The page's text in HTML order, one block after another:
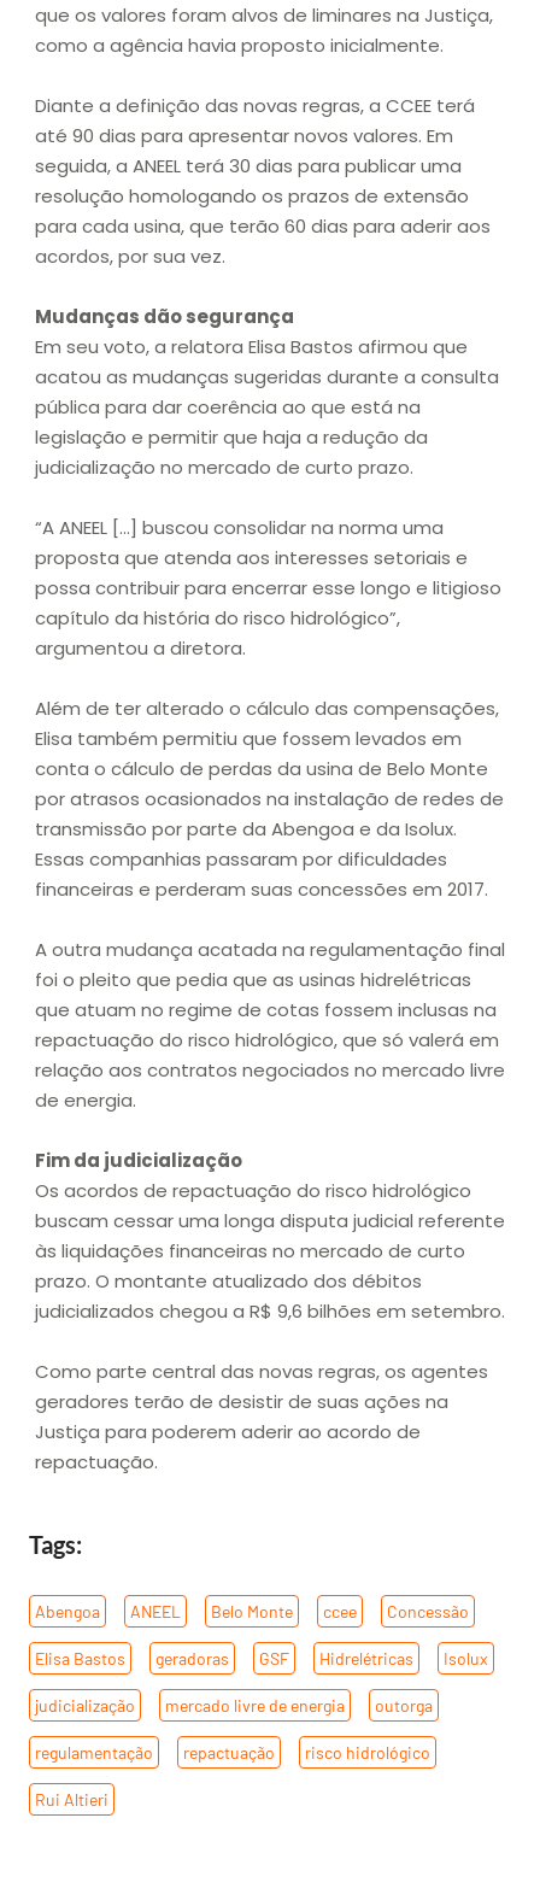
que os valores foram alvos de liminares na Justiça,
como a agência havia proposto inicialmente.
Diante a definição das novas regras, a CCEE terá
até 90 dias para apresentar novos valores. Em
seguida, a ANEEL terá 30 dias para publicar uma
resolução homologando os prazos de extensão
para cada usina, que terão 60 dias para aderir aos
acordos, por sua vez.
Mudanças dão segurança
Em seu voto, a relatora Elisa Bastos afirmou que
acatou as mudanças sugeridas durante a consulta
pública para dar coerência ao que está na
legislação e permitir que haja a redução da
judicialização no mercado de curto prazo.
“A ANEEL […] buscou consolidar na norma uma
proposta que atenda aos interesses setoriais e
possa contribuir para encerrar esse longo e litigioso
capítulo da história do risco hidrológico”,
argumentou a diretora.
Além de ter alterado o cálculo das compensações,
Elisa também permitiu que fossem levados em
conta o cálculo de perdas da usina de Belo Monte
por atrasos ocasionados na instalação de redes de
transmissão por parte da Abengoa e da Isolux.
Essas companhias passaram por dificuldades
financeiras e perderam suas concessões em 2017.
A outra mudança acatada na regulamentação final
foi o pleito que pedia que as usinas hidrelétricas
que atuam no regime de cotas fossem inclusas na
repactuação do risco hidrológico, que só valerá em
relação aos contratos negociados no mercado livre
de energia.
Fim da judicialização
Os acordos de repactuação do risco hidrológico
buscam cessar uma longa disputa judicial referente
às liquidações financeiras no mercado de curto
prazo. O montante atualizado dos débitos
judicializados chegou a R$ 9,6 bilhões em setembro.
Como parte central das novas regras, os agentes
geradores terão de desistir de suas ações na
Justiça para poderem aderir ao acordo de
repactuação.
Tags:
Abengoa ANEEL Belo Monte ccee Concessão
Elisa Bastos geradoras GSF Hidrelétricas Isolux
judicialização mercado livre de energia outorga
regulamentação repactuação risco hidrológico
Rui Altieri